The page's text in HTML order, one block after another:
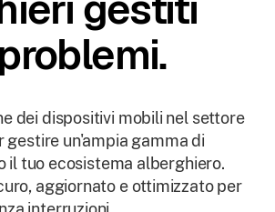
dei dispositivi mobili nel settore
un'ampia gamma di
il tuo ecosistema alberghiero.
aggiornato e ottimizzato per